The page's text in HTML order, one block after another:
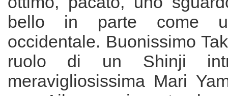
bello in parte come
occidentale. Buonissimo
ruolo di un Shinji
meravigliosissima Mari